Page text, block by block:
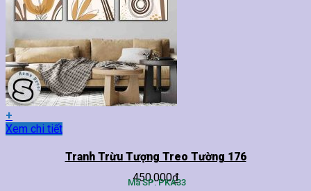
+
Sản
Xem chi tiết
Tranh Trừu Tượng Treo Tường 176
450,000₫
Mã SP: PKA33